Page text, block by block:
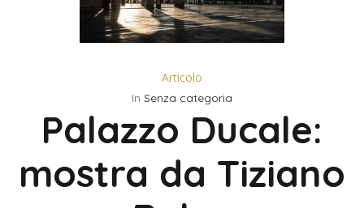
Articolo
In Senza categoria
Palazzo Ducale:
mostra da Tiziano